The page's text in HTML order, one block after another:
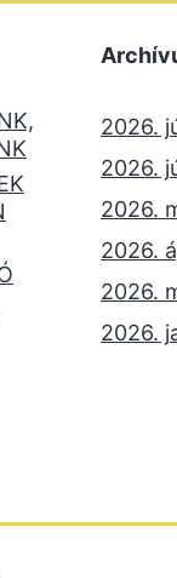
2026.
2026.
2026.
2026.
2026.
2026.